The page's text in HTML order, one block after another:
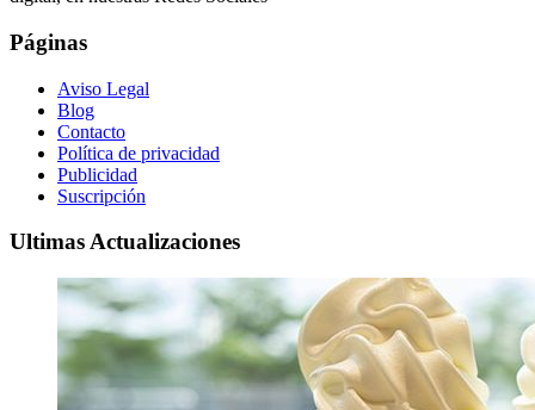
Páginas
Aviso Legal
Blog
Contacto
Política de privacidad
Publicidad
Suscripción
Ultimas Actualizaciones